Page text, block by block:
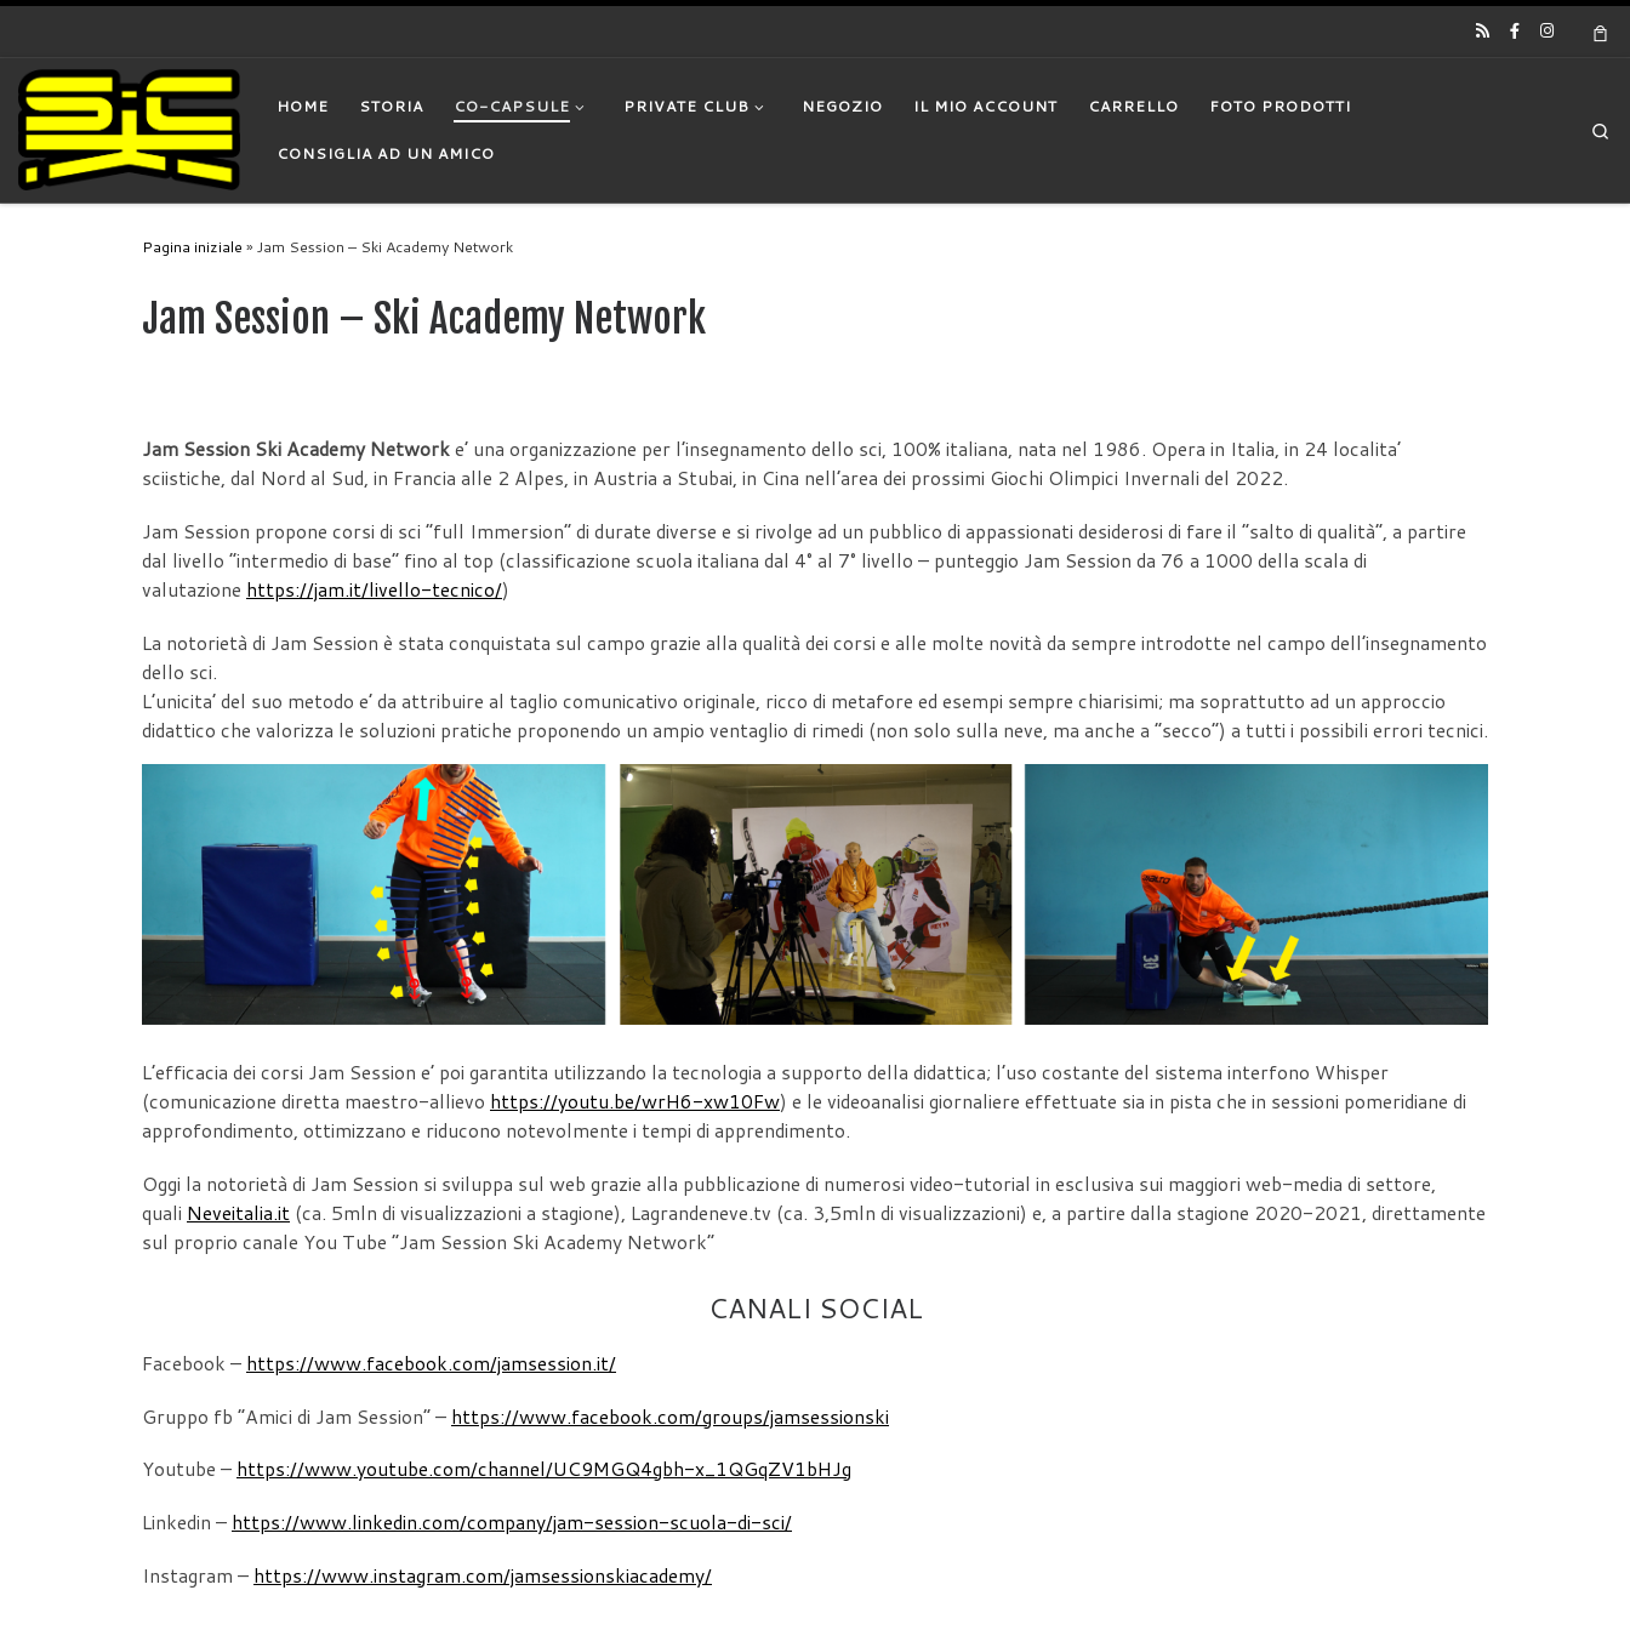
HOME STORIA CO-CAPSULE PRIVATE CLUB NEGOZIO IL MIO ACCOUNT CARRELLO FOTO PRODOTTI
CONSIGLIA AD UN AMICO
Pagina iniziale » Jam Session – Ski Academy Network
Jam Session – Ski Academy Network
Jam Session Ski Academy Networke’ una organizzazione per l’insegnamento dello sci, 100% italiana, nata nel 1986. Opera in Italia, in 24 localita’
sciistiche, dal Nord al Sud, in Francia alle 2 Alpes, in Austria a Stubai, in Cina nell’area dei prossimi Giochi Olimpici Invernali del 2022.
Jam Session propone corsi di sci “full Immersion” di durate diverse e si rivolge ad un pubblico di appassionati desiderosi di fare il “salto di qualità”, a partire
dal livello “intermedio di base” fino al top (classificazione scuola italiana dal 4° al 7° livello – punteggio Jam Session da 76 a 1000 della scala di
valutazione https://jam.it/livello-tecnico/)
La notorietà di Jam Session è stata conquistata sul campo grazie alla qualità dei corsi e alle molte novità da sempre introdotte nel campo dell’insegnamento
dello sci.
L’unicita’ del suo metodo e’ da attribuire al taglio comunicativo originale, ricco di metafore ed esempi sempre chiarisimi; ma soprattutto ad un approccio
didattico che valorizza le soluzioni pratiche proponendo un ampio ventaglio di rimedi (non solo sulla neve, ma anche a “secco”) a tutti i possibili errori tecnici.
L’efficacia dei corsi Jam Session e’ poi garantita utilizzando la tecnologia a supporto della didattica; l’uso costante del sistema interfono Whisper
(comunicazione diretta maestro-allievo https://youtu.be/wrH6-xw10Fw) e le videoanalisi giornaliere effettuate sia in pista che in sessioni pomeridiane di
approfondimento, ottimizzano e riducono notevolmente i tempi di apprendimento.
Oggi la notorietà di Jam Session si sviluppa sul web grazie alla pubblicazione di numerosi video-tutorial in esclusiva sui maggiori web-media di settore,
quali Neveitalia.it (ca. 5mln di visualizzazioni a stagione), Lagrandeneve.tv (ca. 3,5mln di visualizzazioni) e, a partire dalla stagione 2020-2021, direttamente
sul proprio canale You Tube “Jam Session Ski Academy Network”
CANALI SOCIAL
Facebook – https://www.facebook.com/jamsession.it/
Gruppo fb “Amici di Jam Session” – https://www.facebook.com/groups/jamsessionski
Youtube – https://www.youtube.com/channel/UC9MGQ4gbh-x_1QGqZV1bHJg
Linkedin – https://www.linkedin.com/company/jam-session-scuola-di-sci/
Instagram – https://www.instagram.com/jamsessionskiacademy/